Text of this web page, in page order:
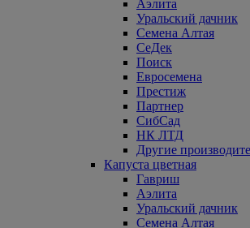
Аэлита
Уральский дачник
Семена Алтая
СеДек
Поиск
Евросемена
Престиж
Партнер
СибСад
НК ЛТД
Другие
Капуста цветная
Гавриш
Аэлита
Уральский дачник
Семена Алтая